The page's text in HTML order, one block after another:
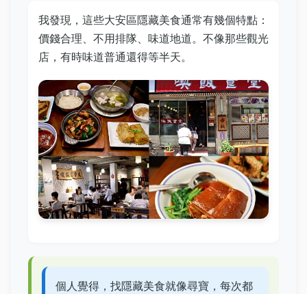
我發現，這些大安區隱藏美食通常有幾個特點：
價錢合理、不用排隊、味道地道。不像那些觀光
店，有時味道普通還得等半天。
個人覺得，找隱藏美食就像尋寶，每次都